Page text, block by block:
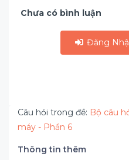
Chưa có bình luận
Đăng
Câu hỏi trong đề: Bộ câu
máy - Phần 6
Thông tin thêm